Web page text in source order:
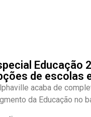
Educação
de escolas
acaba de
da Educação no